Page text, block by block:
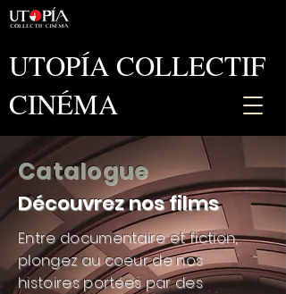
UTOPÍA COLLECTIF
CINÉMA
Catalogue
Découvrez nos films
Entre documentaire et fiction,
plongez au coeur de nos
histoires portées par des